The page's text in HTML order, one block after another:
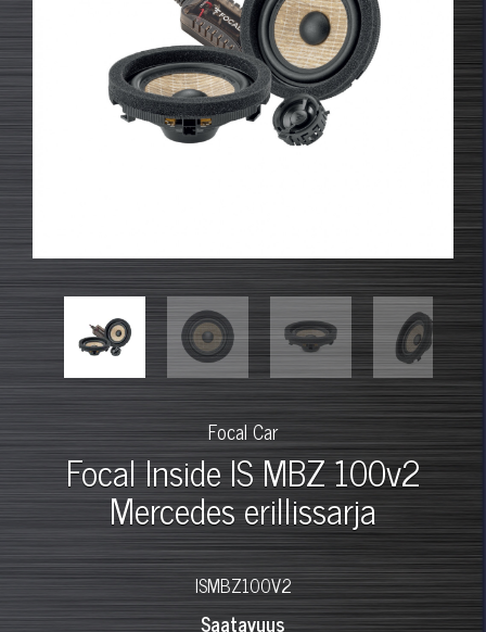
Focal Car
Focal Inside IS MBZ 100v2
Mercedes erillissarja
ISMBZ100V2
Saatavuus